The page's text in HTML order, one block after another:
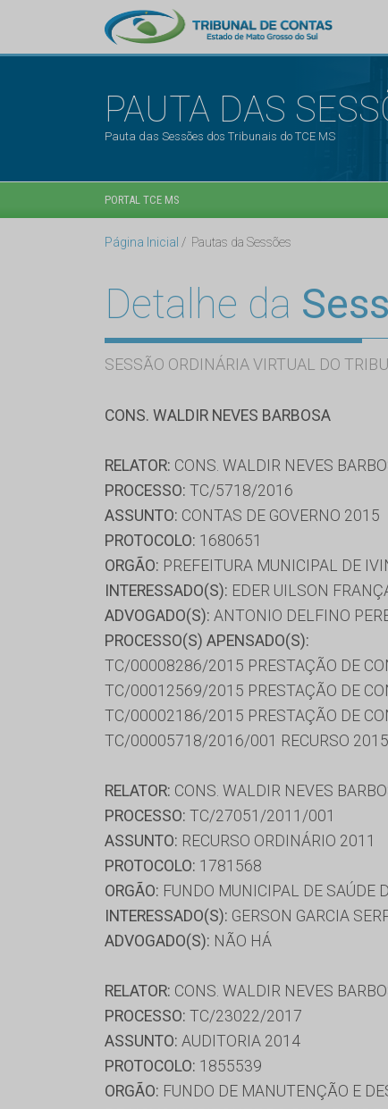
PAUTA DAS
Pauta das Sessões dos Tribunais do TCE MS
PORTAL TCE MS
Página Inicial Pautas da Sessões
Detalhe da
SESSÃO ORDINÁRIA VIRTUAL DO
CONS. WALDIR NEVES BARBOSA
RELATOR: CONS. WALDIR NEVES
PROCESSO: TC/5718/2016
ASSUNTO: CONTAS DE GOVERNO 2015
PROTOCOLO: 1680651
ORGÃO: PREFEITURA MUNICIPAL DE
INTERESSADO(S): EDER UILSON
ADVOGADO(S): ANTONIO DELFINO
PROCESSO(S) APENSADO(S):
TC/00008286/2015 PRESTAÇÃO DE
TC/00012569/2015 PRESTAÇÃO DE
TC/00002186/2015 PRESTAÇÃO DE
TC/00005718/2016/001 RECURSO 2015
RELATOR: CONS. WALDIR NEVES
PROCESSO: TC/27051/2011/001
ASSUNTO: RECURSO ORDINÁRIO 2011
PROTOCOLO: 1781568
ORGÃO: FUNDO MUNICIPAL DE SAÚDE
INTERESSADO(S): GERSON GARCIA
ADVOGADO(S): NÃO HÁ
RELATOR: CONS. WALDIR NEVES
PROCESSO: TC/23022/2017
ASSUNTO: AUDITORIA 2014
PROTOCOLO: 1855539
ORGÃO: FUNDO DE MANUTENÇÃO E